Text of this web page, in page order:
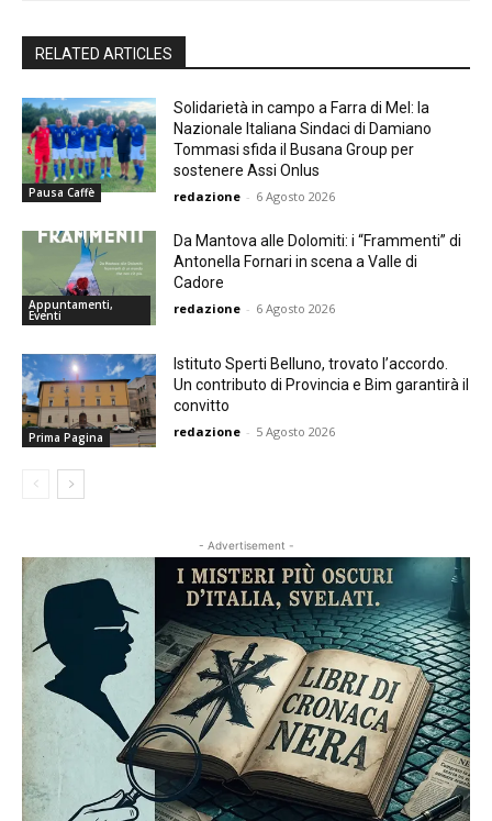
RELATED ARTICLES
Pausa Caffè
Solidarietà in campo a Farra di Mel: la
Nazionale Italiana Sindaci di Damiano
Tommasi sfida il Busana Group per
sostenere Assi Onlus
redazione - 6 Agosto 2026
Appuntamenti,
Eventi
Da Mantova alle Dolomiti: i “Frammenti” di
Antonella Fornari in scena a Valle di
Cadore
redazione - 6 Agosto 2026
Prima Pagina
Istituto Sperti Belluno, trovato l’accordo.
Un contributo di Provincia e Bim garantirà il
convitto
redazione - 5 Agosto 2026
- Advertisement -